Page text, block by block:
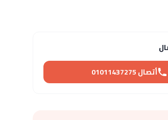
أتصال 01011437275